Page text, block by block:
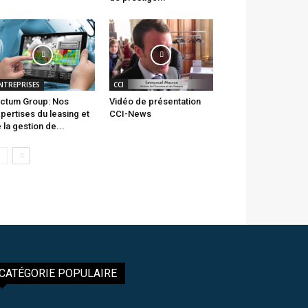
Group: Nos
du leasing et
la gestion de...
CCI
Vidéo de présentation
CCI-News
POPULAIRE